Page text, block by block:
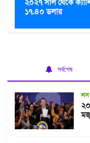
২০২৭ সাল থেকে
১৭.৪০ ডলার
সর্বশেষ
লস